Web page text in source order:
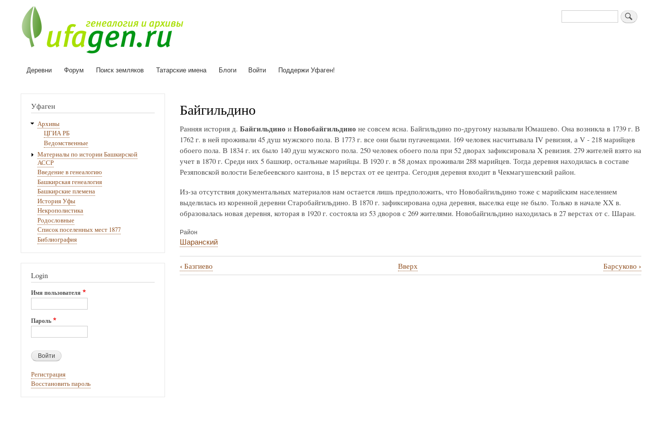
Поиск
Основная
Деревни Форум Поиск земляков Татарские имена Блоги Войти Поддержи Уфаген!
Байгильдино
Ранняя история д. Байгильдино и Новобайгильдино не совсем ясна. Байгильдино по-другому называли Юмашево. Она возникла в 1739 г. В
1762 г. в ней проживали 45 душ мужского пола. В 1773 г. все они были пугачевцами. 169 человек насчитывала IV ревизия, а V - 218 марийцев
обоего пола. В 1834 г. их было 140 душ мужского пола. 250 человек обоего пола при 52 дворах зафиксировала X ревизия. 279 жителей взято на
учет в 1870 г. Среди них 5 башкир, остальные марийцы. В 1920 г. в 58 домах проживали 288 марийцев. Тогда деревня находилась в составе
Резяповской волости Белебеевского кантона, в 15 верстах от ее центра. Сегодня деревня входит в Чекмагушевский район.
Из-за отсутствия документальных материалов нам остается лишь предположить, что Новобайгильдино тоже с марийским населением
выделилась из коренной деревни Старобайгильдино. В 1870 г. зафиксирована одна деревня, выселка еще не было. Только в начале XX в.
образовалась новая деревня, которая в 1920 г. состояла из 53 дворов с 269 жителями. Новобайгильдино находилась в 27 верстах от с. Шаран.
Район
Шаранский
Перекрёстные
‹Базгиево Вверх Барсуково ›
Уфаген
Архивы
ЦГИА РБ
Ведомственные
Материалы по истории Башкирской
АССР
Введение в генеалогию
Башкирская генеалогия
Башкирские племена
История Уфы
Некрополистика
Родословные
Список поселенных мест 1877
Библиография
Login
Имя пользователя
Пароль
Регистрация
Восстановить пароль